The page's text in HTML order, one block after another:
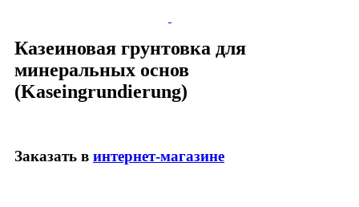
Казеиновая грунтовка для
минеральных основ
(Kaseingrundierung)
Заказать в интернет-магазине